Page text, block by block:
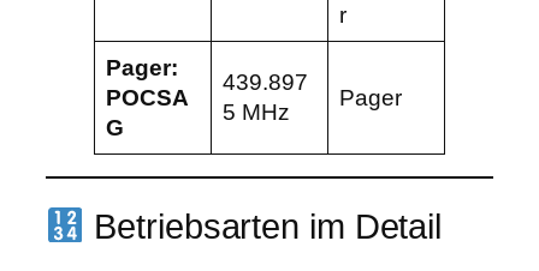
r
Pager:
POCSA
G
439.897
5 MHz
Pager
Betriebsarten im Detail